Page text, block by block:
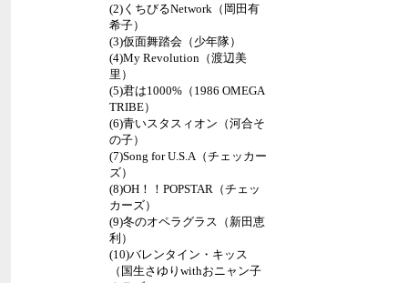
(2)くちびるNetwork（岡田有
希子）
(3)仮面舞踏会（少年隊）
(4)My Revolution（渡辺美
里）
(5)君は1000%（1986 OMEGA
TRIBE）
(6)青いスタスィオン（河合そ
の子）
(7)Song for U.S.A（チェッカー
ズ）
(8)OH！！POPSTAR（チェッ
カーズ）
(9)冬のオペラグラス（新田恵
利）
(10)バレンタイン・キッス
（国生さゆりwithおニャン子